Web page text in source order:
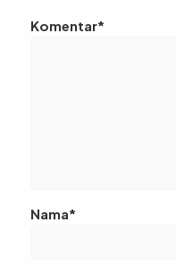
Komentar*
Nama*